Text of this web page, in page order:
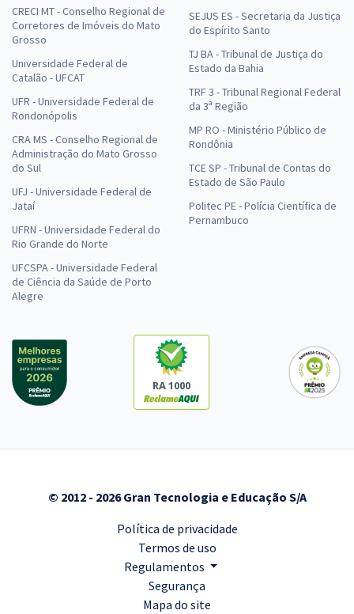
CRECI MT - Conselho Regional de
Corretores de Imóveis do Mato
Grosso
Universidade Federal de
Catalão - UFCAT
UFR - Universidade Federal de
Rondonópolis
CRA MS - Conselho Regional de
Administração do Mato Grosso
do Sul
UFJ - Universidade Federal de
Jataí
UFRN - Universidade Federal do
Rio Grande do Norte
UFCSPA - Universidade Federal
de Ciência da Saúde de Porto
Alegre
SEJUS ES - Secretaria da Justiça
do Espírito Santo
TJ BA - Tribunal de Justiça do
Estado da Bahia
TRF 3 - Tribunal Regional Federal
da 3ª Região
MP RO - Ministério Público de
Rondônia
TCE SP - Tribunal de Contas do
Estado de São Paulo
Politec PE - Polícia Científica de
Pernambuco
RA 1000
© 2012 - 2026 Gran Tecnologia e Educação S/A
Política de privacidade
Termos de uso
Regulamentos
Segurança
Mapa do site